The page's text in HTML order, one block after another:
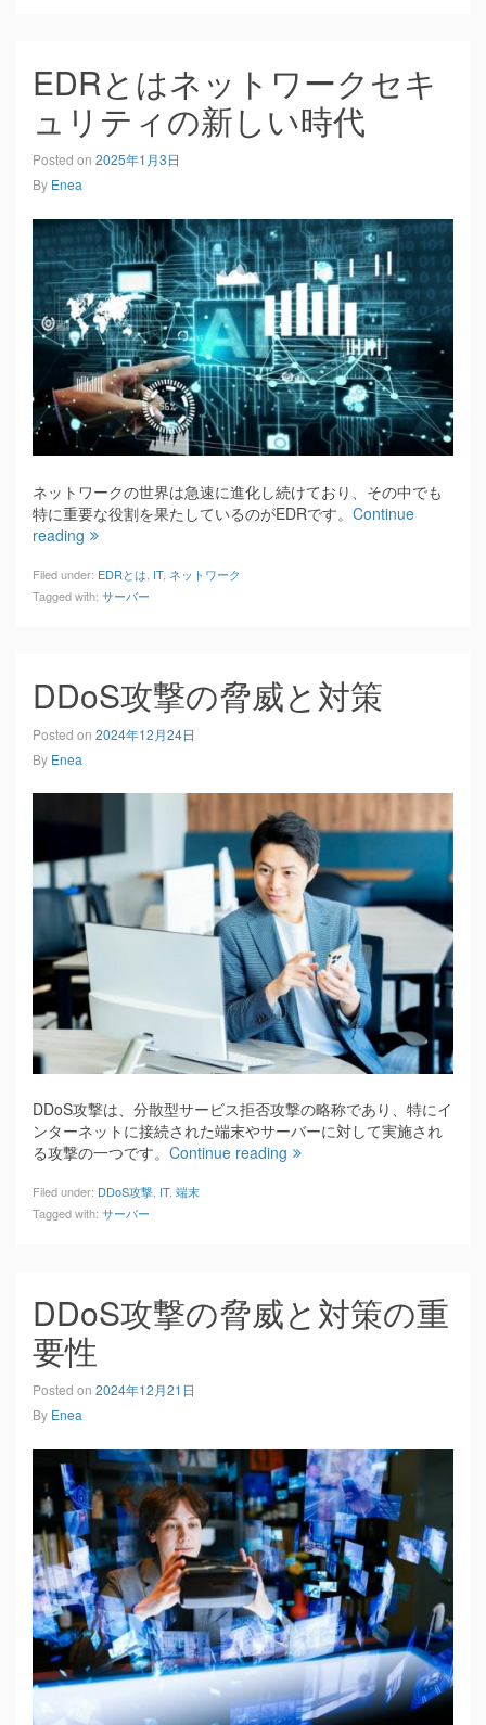
EDRとはネットワークセキ
ュリティの新しい時代
Posted on 2025年1月3日
By Enea
ネットワークの世界は急速に進化し続けており、その中でも
特に重要な役割を果たしているのがEDRです。 Continue
reading
Filed under: EDRとは IT, ネットワーク
Tagged with: サーバー
DDoS攻撃の脅威と対策
Posted on 2024年12月24日
By Enea
DDoS攻撃は、分散型サービス拒否攻撃の略称であり、特にイ
ンターネットに接続された端末やサーバーに対して実施され
る攻撃の一つです。 Continue reading
Filed under: DDoS攻撃, IT, 端末
Tagged with: サーバー
DDoS攻撃の脅威と対策の重
要性
Posted on 2024年12月21日
By Enea